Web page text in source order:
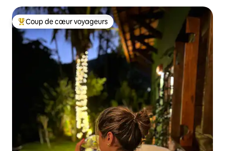
Coups de cœur voyageurs les plus appréciés
Coup de cœur voyageurs